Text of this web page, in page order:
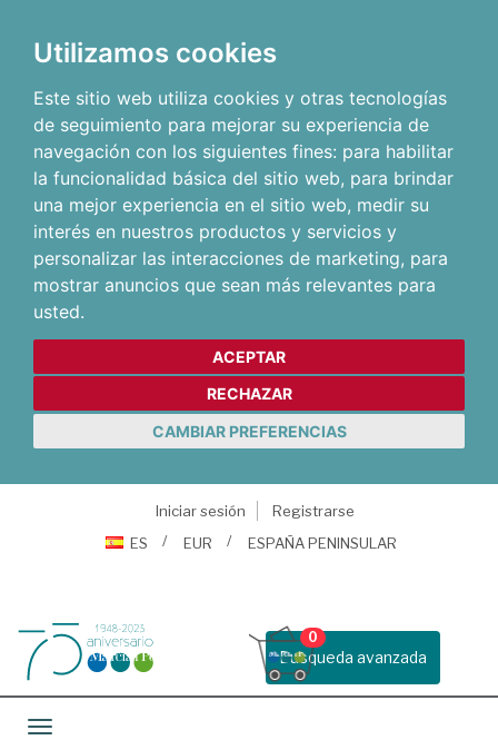
Utilizamos cookies
Este sitio web utiliza cookies y otras tecnologías
de seguimiento para mejorar su experiencia de
navegación con los siguientes fines: para habilitar
la funcionalidad básica del sitio web, para brindar
una mejor experiencia en el sitio web, medir su
interés en nuestros productos y servicios y
personalizar las interacciones de marketing, para
mostrar anuncios que sean más relevantes para
usted.
ACEPTAR
RECHAZAR
CAMBIAR PREFERENCIAS
Iniciar sesión
Registrarse
ES
EUR ESPAÑA PENINSULAR
Busqueda avanzada
0
Toggle navigation